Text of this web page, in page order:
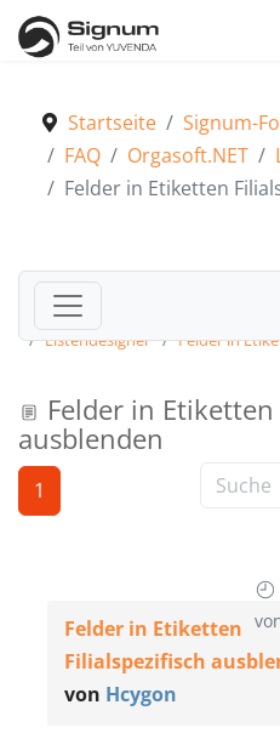
Startseite Signum-
FAQ
Orgasoft.NET
Felder in Etiketten
Signum-Forum
Listendesigner
Felder in
Felder in
ausblenden
1
Felder in Etiketten
Filialspezifisch
von Hcygon